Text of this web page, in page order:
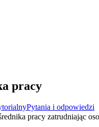
pracy
Pytania i odpowiedzi
pracy zatrudniając